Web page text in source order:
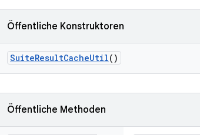
Öffentliche Konstruktoren
SuiteResultCacheUtil()
Öffentliche Methoden